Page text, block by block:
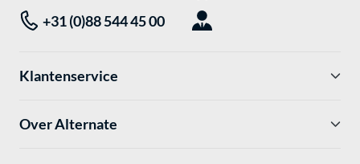
+31 (0)88 544 45 00
Klantenservice
Over Alternate